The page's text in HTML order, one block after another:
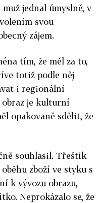
jednal úmyslně, v
svou
zájem.
tím, že měl za to,
totiž podle něj
i regionální
obraz je kulturní
opakovaně sdělit, že
souhlasil. Třeštík
zboží ve styku s
k vývozu obrazu,
Neprokázalo se, že